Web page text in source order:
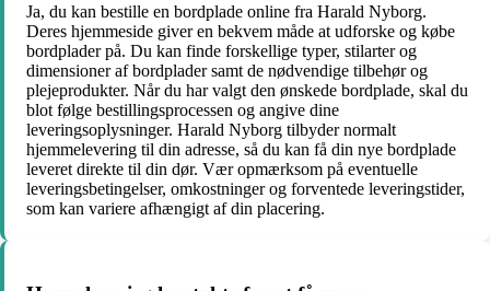
Ja, du kan bestille en bordplade online fra Harald Nyborg.
Deres hjemmeside giver en bekvem måde at udforske og købe
bordplader på. Du kan finde forskellige typer, stilarter og
dimensioner af bordplader samt de nødvendige tilbehør og
plejeprodukter. Når du har valgt den ønskede bordplade, skal du
blot følge bestillingsprocessen og angive dine
leveringsoplysninger. Harald Nyborg tilbyder normalt
hjemmelevering til din adresse, så du kan få din nye bordplade
leveret direkte til din dør. Vær opmærksom på eventuelle
leveringsbetingelser, omkostninger og forventede leveringstider,
som kan variere afhængigt af din placering.